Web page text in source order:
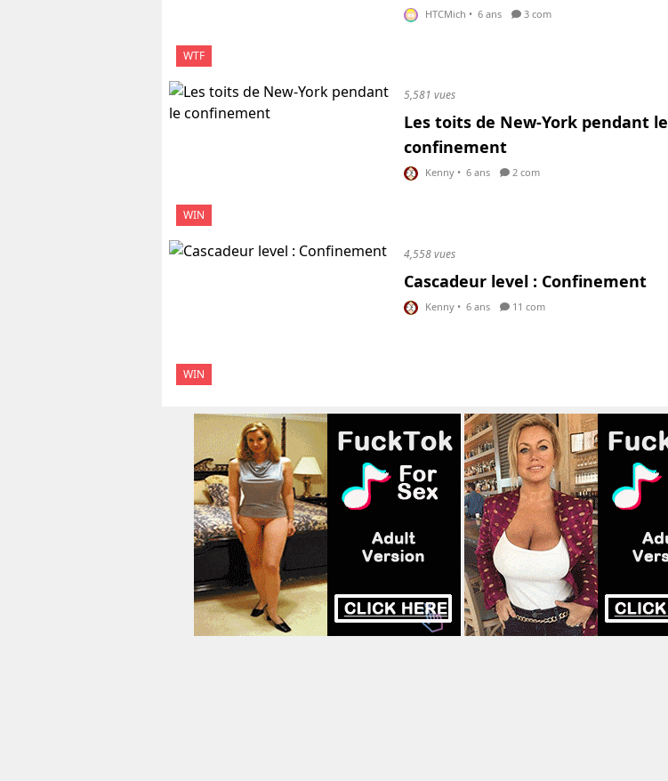
WTF
HTCMich • 6 ans 3 com
WIN
5,581 vues
Les toits de New-York pendant le
confinement
Kenny • 6 ans 2 com
WIN
4,558 vues
Cascadeur level : Confinement
Kenny • 6 ans 11 com